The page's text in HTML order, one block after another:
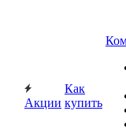
Акции
Как
купить